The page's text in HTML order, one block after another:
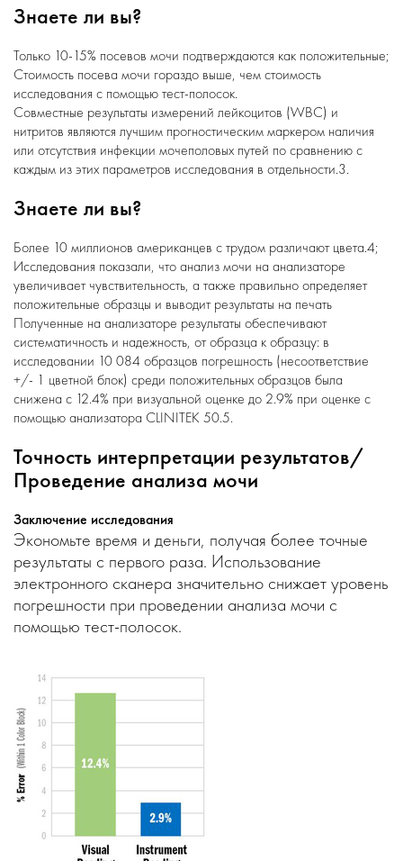
Знаете ли вы?
Только 10-15% посевов мочи подтверждаются как положительные;
Стоимость посева мочи гораздо выше, чем стоимость
исследования с помощью тест-полосок.
Совместные результаты измерений лейкоцитов (WBC) и
нитритов являются лучшим прогностическим маркером наличия
или отсутствия инфекции мочеполовых путей по сравнению с
каждым из этих параметров исследования в отдельности.3.
Знаете ли вы?
Более 10 миллионов американцев с трудом различают цвета.4;
Исследования показали, что анализ мочи на анализаторе
увеличивает чувствительность, а также правильно определяет
положительные образцы и выводит результаты на печать
Полученные на анализаторе результаты обеспечивают
систематичность и надежность, от образца к образцу: в
исследовании 10 084 образцов погрешность (несоответствие
+/- 1 цветной блок) среди положительных образцов была
снижена с 12.4% при визуальной оценке до 2.9% при оценке с
помощью анализатора CLINITEK 50.5.
Точность интерпретации результатов/
Проведение анализа мочи
Заключение исследования
Экономьте время и деньги, получая более точные
результаты с первого раза. Использование
электронного сканера значительно снижает уровень
погрешности при проведении анализа мочи с
помощью тест-полосок.